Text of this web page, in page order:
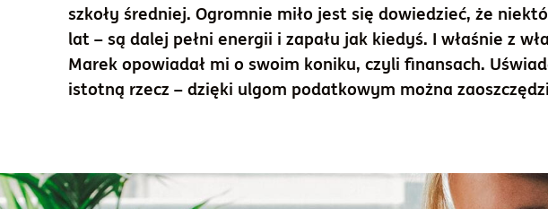
szkoły średniej. Ogromnie miło jest się dowiedzieć, że
lat – są dalej pełni energii i zapału jak kiedyś. I właśnie z
Marek opowiadał mi o swoim koniku, czyli finansach.
istotną rzecz – dzięki ulgom podatkowym można